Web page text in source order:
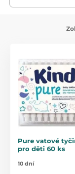
Pure vatové
pro děti 60 ks
10 dní